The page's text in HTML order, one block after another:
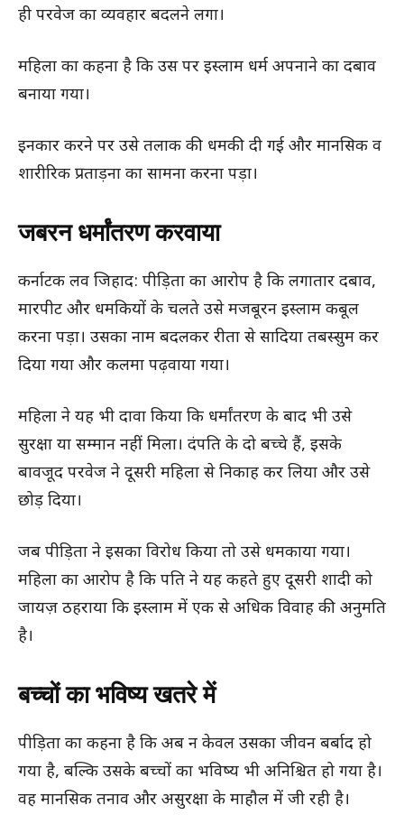
ही परवेज का व्यवहार बदलने लगा।
महिला का कहना है कि उस पर इस्लाम धर्म अपनाने का दबाव
बनाया गया।
इनकार करने पर उसे तलाक की धमकी दी गई और मानसिक व
शारीरिक प्रताड़ना का सामना करना पड़ा।
जबरन धर्मांतरण करवाया
कर्नाटक लव जिहाद: पीड़िता का आरोप है कि लगातार दबाव,
मारपीट और धमकियों के चलते उसे मजबूरन इस्लाम कबूल
करना पड़ा। उसका नाम बदलकर रीता से सादिया तबस्सुम कर
दिया गया और कलमा पढ़वाया गया।
महिला ने यह भी दावा किया कि धर्मांतरण के बाद भी उसे
सुरक्षा या सम्मान नहीं मिला। दंपति के दो बच्चे हैं, इसके
बावजूद परवेज ने दूसरी महिला से निकाह कर लिया और उसे
छोड़ दिया।
जब पीड़िता ने इसका विरोध किया तो उसे धमकाया गया।
महिला का आरोप है कि पति ने यह कहते हुए दूसरी शादी को
जायज़ ठहराया कि इस्लाम में एक से अधिक विवाह की अनुमति
है।
बच्चों का भविष्य खतरे में
पीड़िता का कहना है कि अब न केवल उसका जीवन बर्बाद हो
गया है, बल्कि उसके बच्चों का भविष्य भी अनिश्चित हो गया है।
वह मानसिक तनाव और असुरक्षा के माहौल में जी रही है।